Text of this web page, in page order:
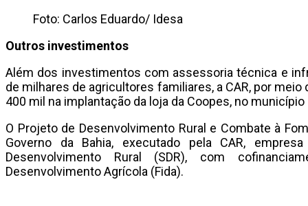
Foto: Carlos Eduardo/ Idesa
Outros investimentos
Além dos investimentos com assessoria técnica e
de milhares de agricultores familiares, a CAR, por
400 mil na implantação da loja da Coopes, no
O Projeto de Desenvolvimento Rural e Combate à
Governo da Bahia, executado pela CAR,
Desenvolvimento Rural (SDR), com
Desenvolvimento Agrícola (Fida).